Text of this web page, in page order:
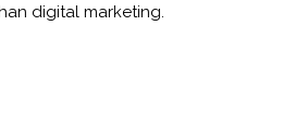
digital marketing.